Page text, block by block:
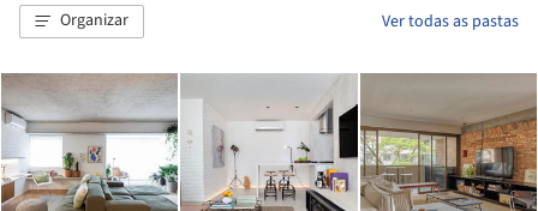
Organizar Ver todas as pastas